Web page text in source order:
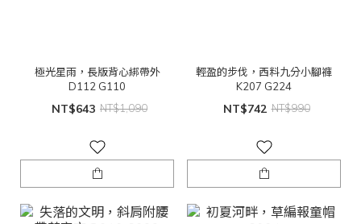
極光星雨，長版背心綁帶外
D112 G110
NT$643 NT$1,090
輕盈的步伐，西料九分小腳褲
K207 G224
NT$742 NT$990